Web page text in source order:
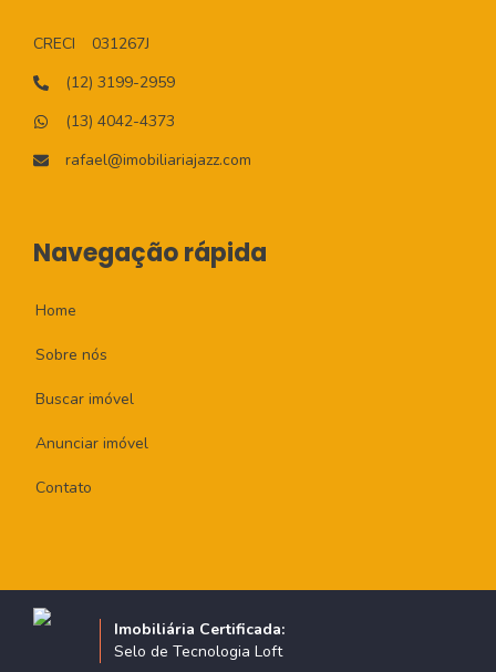
CRECI
031267J
(12) 3199-2959
(13) 4042-4373
rafael@imobiliariajazz.com
Navegação rápida
Home
Sobre nós
Buscar imóvel
Anunciar imóvel
Contato
Imobiliária Certificada:
Selo de Tecnologia Loft